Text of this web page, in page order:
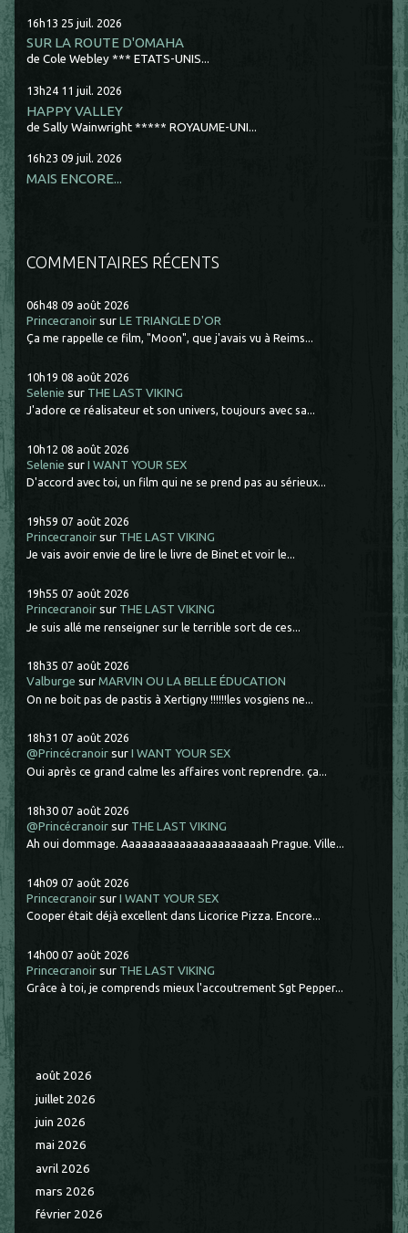
16h13 25 juil. 2026
SUR LA ROUTE D'OMAHA
de Cole Webley *** ETATS-UNIS...
13h24 11 juil. 2026
HAPPY VALLEY
de Sally Wainwright ***** ROYAUME-UNI...
16h23 09 juil. 2026
MAIS ENCORE...
COMMENTAIRES RÉCENTS
06h48 09 août 2026
Princecranoir surLE TRIANGLE D'OR
Ça me rappelle ce film, "Moon", que j'avais vu à Reims...
10h19 08 août 2026
Selenie sur THE LAST VIKING
J'adore ce réalisateur et son univers, toujours avec sa...
10h12 08 août 2026
Selenie surI WANT YOUR SEX
D'accord avec toi, un film qui ne se prend pas au sérieux...
19h59 07 août 2026
Princecranoir sur THE LAST VIKING
Je vais avoir envie de lire le livre de Binet et voir le...
19h55 07 août 2026
Princecranoir sur THE LAST VIKING
Je suis allé me renseigner sur le terrible sort de ces...
18h35 07 août 2026
Valburge surMARVIN OU LA BELLE ÉDUCATION
On ne boit pas de pastis à Xertigny !!!!!!les vosgiens ne...
18h31 07 août 2026
@Princécranoir surI WANT YOUR SEX
Oui après ce grand calme les affaires vont reprendre. ça...
18h30 07 août 2026
@Princécranoir sur THE LAST VIKING
Ah oui dommage. Aaaaaaaaaaaaaaaaaaaaaah Prague. Ville...
14h09 07 août 2026
Princecranoir surI WANT YOUR SEX
Cooper était déjà excellent dans Licorice Pizza. Encore...
14h00 07 août 2026
Princecranoir sur THE LAST VIKING
Grâce à toi, je comprends mieux l'accoutrement Sgt Pepper...
août 2026
juillet 2026
juin 2026
mai 2026
avril 2026
mars 2026
février 2026